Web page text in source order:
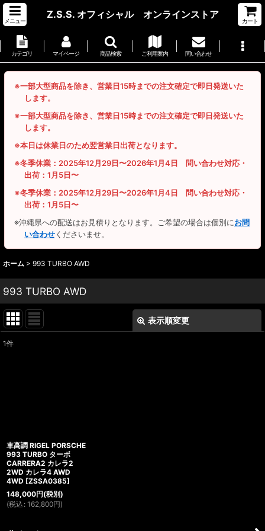
メニュー
Z.S.S. オフィシャル オンラインストア
カート
カテゴリ マイページ 商品検索 ご利用案内 問い合わせ
※一部大型商品を除き、営業日15時までの注文確定で即日発送いた
します。
※一部大型商品を除き、営業日15時までの注文確定で即日発送いた
します。
※本日は休業日のため翌営業日出荷となります。
※冬季休業：2025年12月29日〜2026年1月4日 問い合わせ対応・
出荷：1月5日〜
※冬季休業：2025年12月29日〜2026年1月4日 問い合わせ対応・
出荷：1月5日〜
※沖縄県への配送はお見積りとなります。ご希望の場合は個別にお問
い合わせくださいませ。
ホーム > 993 TURBO AWD
993 TURBO AWD
表示順変更
1件
車高調 RIGEL PORSCHE
993 TURBO ターボ
CARRERA2 カレラ2
2WD カレラ4 AWD
4WD [ZSSA0385]
148,000円(税別)
(税込 : 162,800円)